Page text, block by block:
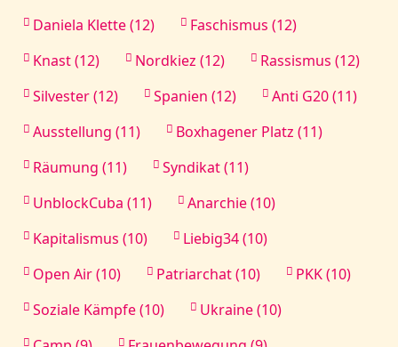
Daniela Klette (12)
Faschismus (12)
Knast (12)
Nordkiez (12)
Rassismus (12)
Silvester (12)
Spanien (12)
Anti G20 (11)
Ausstellung (11)
Boxhagener Platz (11)
Räumung (11)
Syndikat (11)
UnblockCuba (11)
Anarchie (10)
Kapitalismus (10)
Liebig34 (10)
Open Air (10)
Patriarchat (10)
PKK (10)
Soziale Kämpfe (10)
Ukraine (10)